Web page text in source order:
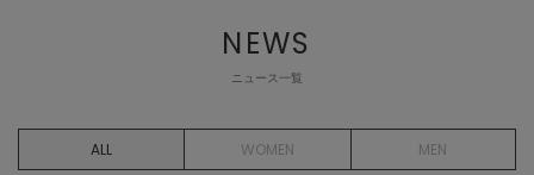
NEWS
ニュース一覧
ALL WOMEN MEN